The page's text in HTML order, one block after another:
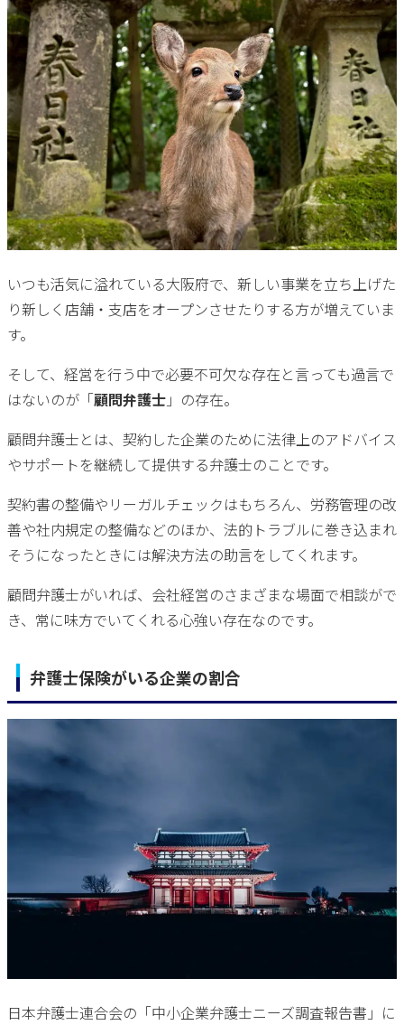
いつも活気に溢れている大阪府で、新しい事業を立ち上げた
り新しく店舗・支店をオープンさせたりする方が増えていま
す。
そして、経営を行う中で必要不可欠な存在と言っても過言で
はないのが「顧問弁護士 」の存在。
顧問弁護士とは、契約した企業のために法律上のアドバイス
やサポートを継続して提供する弁護士のことです。
契約書の整備やリーガルチェックはもちろん、労務管理の改
善や社内規定の整備などのほか、法的トラブルに巻き込まれ
そうになったときには解決方法の助言をしてくれます。
顧問弁護士がいれば、会社経営のさまざまな場面で相談がで
き、常に味方でいてくれる心強い存在なのです。
弁護士保険がいる企業の割合
日本弁護士連合会の「中小企業弁護士ニーズ調査報告書」に